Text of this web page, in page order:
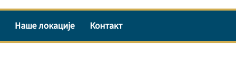
Наше локације Контакт